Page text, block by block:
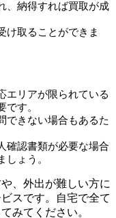
、納得すれば買取が成
け取ることができま
エリアが限られている
す。
できない場合もあるた
確認書類が必要な場合
しょう。
、外出が難しい方に
スです。自宅で全て
みてください。